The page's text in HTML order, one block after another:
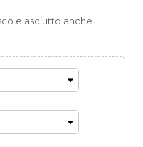
e asciutto anche